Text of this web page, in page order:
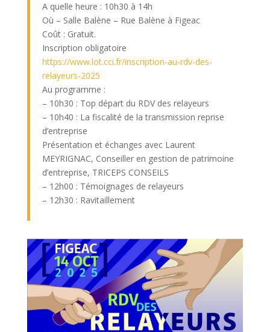
A quelle heure : 10h30 à 14h
Où – Salle Balène – Rue Balène à Figeac
Coût : Gratuit.
Inscription obligatoire
https://www.lot.cci.fr/inscription-au-rdv-des-
relayeurs-2025
Au programme :
– 10h30 : Top départ du RDV des relayeurs
– 10h40 : La fiscalité de la transmission reprise
d’entreprise
Présentation et échanges avec Laurent
MEYRIGNAC, Conseiller en gestion de patrimoine
d’entreprise, TRICEPS CONSEILS
– 12h00 : Témoignages de relayeurs
– 12h30 : Ravitaillement